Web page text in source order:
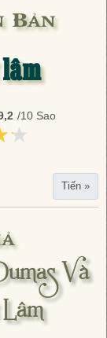
Bản
/10 Sao
Tiến »
Và